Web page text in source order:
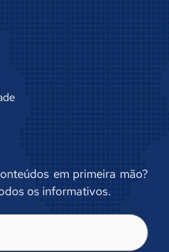
em primeira mão?
os informativos.